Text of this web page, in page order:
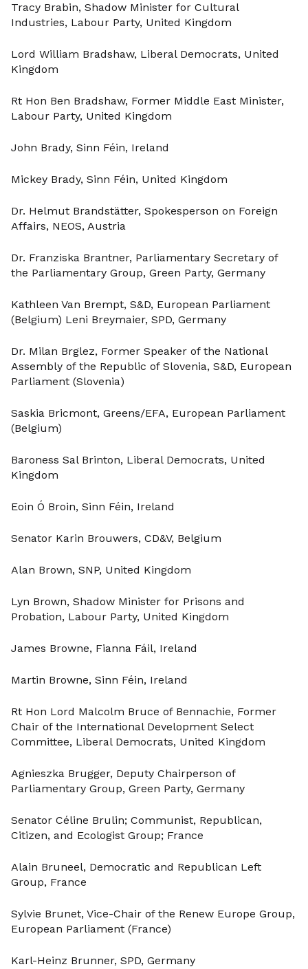
Tracy Brabin, Shadow Minister for Cultural
Industries, Labour Party, United Kingdom
Lord William Bradshaw, Liberal Democrats, United
Kingdom
Rt Hon Ben Bradshaw, Former Middle East Minister,
Labour Party, United Kingdom
John Brady, Sinn Féin, Ireland
Mickey Brady, Sinn Féin, United Kingdom
Dr. Helmut Brandstätter, Spokesperson on Foreign
Affairs, NEOS, Austria
Dr. Franziska Brantner, Parliamentary Secretary of
the Parliamentary Group, Green Party, Germany
Kathleen Van Brempt, S&D, European Parliament
(Belgium) Leni Breymaier, SPD, Germany
Dr. Milan Brglez, Former Speaker of the National
Assembly of the Republic of Slovenia, S&D, European
Parliament (Slovenia)
Saskia Bricmont, Greens/EFA, European Parliament
(Belgium)
Baroness Sal Brinton, Liberal Democrats, United
Kingdom
Eoin Ó Broin, Sinn Féin, Ireland
Senator Karin Brouwers, CD&V, Belgium
Alan Brown, SNP, United Kingdom
Lyn Brown, Shadow Minister for Prisons and
Probation, Labour Party, United Kingdom
James Browne, Fianna Fáil, Ireland
Martin Browne, Sinn Féin, Ireland
Rt Hon Lord Malcolm Bruce of Bennachie, Former
Chair of the International Development Select
Committee, Liberal Democrats, United Kingdom
Agnieszka Brugger, Deputy Chairperson of
Parliamentary Group, Green Party, Germany
Senator Céline Brulin; Communist, Republican,
Citizen, and Ecologist Group; France
Alain Bruneel, Democratic and Republican Left
Group, France
Sylvie Brunet, Vice-Chair of the Renew Europe Group,
European Parliament (France)
Karl-Heinz Brunner, SPD, Germany